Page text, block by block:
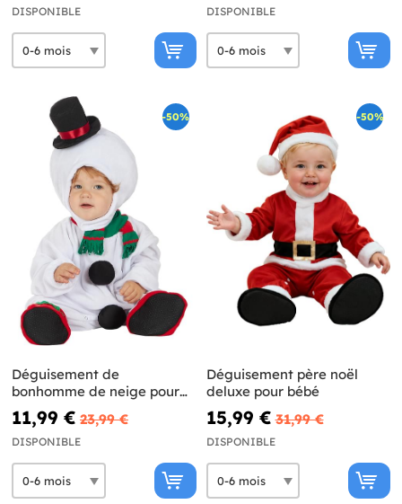
DISPONIBLE DISPONIBLE
-50%
Déguisement de
bonhomme de neige pour
bébé
11,99 € 23,99 €
DISPONIBLE
-50%
Déguisement père noël
deluxe pour bébé
15,99 € 31,99 €
DISPONIBLE